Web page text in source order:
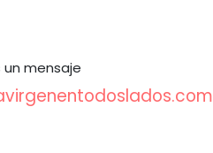
un mensaje